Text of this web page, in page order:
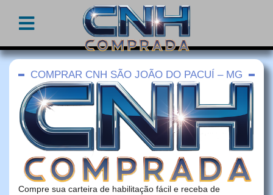
COMPRAR CNH SÃO JOÃO DO PACUÍ – MG
Compre sua carteira de habilitação fácil e receba de